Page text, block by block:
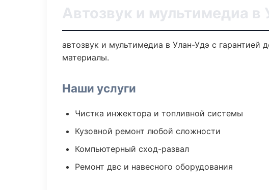
Автозвук и мультимедиа в
автозвук и мультимедиа в Улан-Удэ с гарантией
материалы.
Наши услуги
Чистка инжектора и топливной системы
Кузовной ремонт любой сложности
Компьютерный сход-развал
Ремонт двс и навесного оборудования